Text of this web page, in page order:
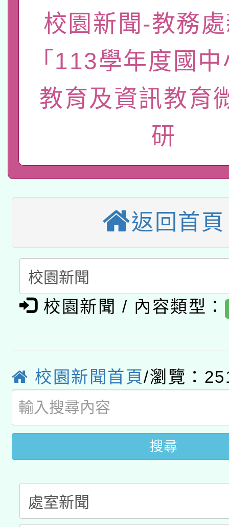
「數位內容與教學軟
pilot」
有關大陸委員會函釋公
薪期間赴陸應申請許可
轉知經濟部水利署委託
業技術研究院辦理「
用水績優單位及節水達
115年8月22日(星期六
桃園市孔廟祈福系列
2026年桃園地景藝術
本校115學年度第2次
招甄選結果公告(無人
適應運動共學行動站研
本館辦理115年度閱讀
暨閱讀推動專業研習
科技賦能─人工智慧
礎課程
A3數位素養講師名單
「數位內容與教學軟體
pilot」
有關大陸委員會函釋公
用水績優單位及節水達
動」
桃園市孔廟祈福系列
開 智慧啟航」
2026年桃園地景藝術
校園新聞-教務
「113學年度國
教育及資訊教育
研
返回首頁
校園新聞 / 內容類型：
校園新聞首頁/瀏覽：
搜尋